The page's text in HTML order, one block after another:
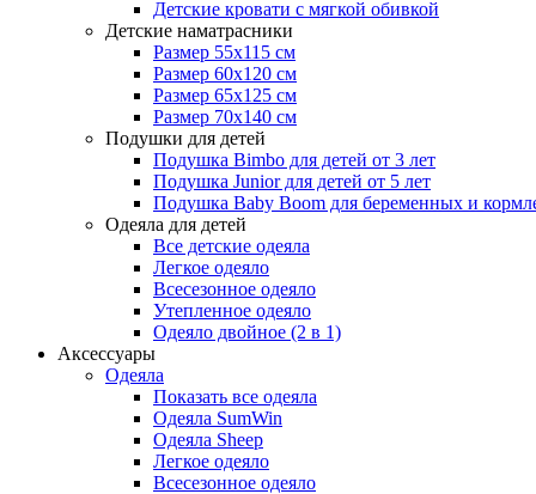
Детские кровати с мягкой обивкой
Детские наматрасники
Размер 55x115 см
Размер 60x120 см
Размер 65x125 см
Размер 70x140 см
Подушки для детей
Подушка Bimbo для детей от 3 лет
Подушка Junior для детей от 5 лет
Подушка Baby Boom для беременных и
Одеяла для детей
Все детские одеяла
Легкое одеяло
Всесезонное одеяло
Утепленное одеяло
Одеяло двойное (2 в 1)
Аксессуары
Одеяла
Показать все одеяла
Одеяла SumWin
Одеяла Sheep
Легкое одеяло
Всесезонное одеяло